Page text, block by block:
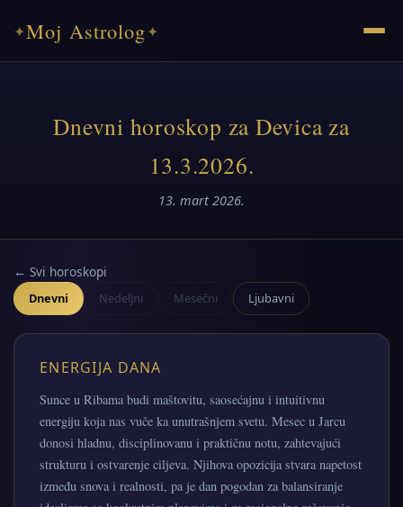
✦Moj Astrolog✦
Dnevni horoskop za Devica za
13.3.2026.
13. mart 2026.
← Svi horoskopi
Dnevni Nedeljni Mesečni Ljubavni
ENERGIJA DANA
Sunce u Ribama budi maštovitu, saosećajnu i intuitivnu
energiju koja nas vuče ka unutrašnjem svetu. Mesec u Jarcu
donosi hladnu, disciplinovanu i praktičnu notu, zahtevajući
strukturu i ostvarenje ciljeva. Njihova opozicija stvara napetost
između snova i realnosti, pa je dan pogodan za balansiranje